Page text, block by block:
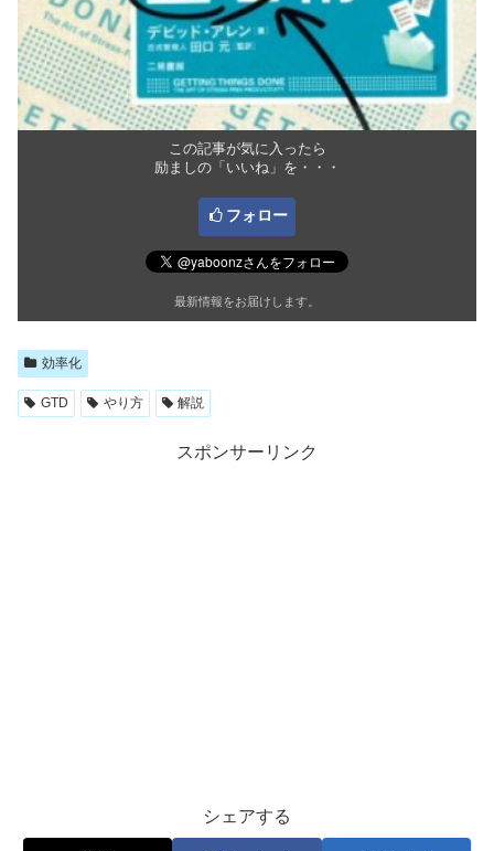
この記事が気に入ったら
励ましの「いいね」を・・・
フォロー
最新情報をお届けします。
効率化
GTD やり方 解説
スポンサーリンク
シェアする